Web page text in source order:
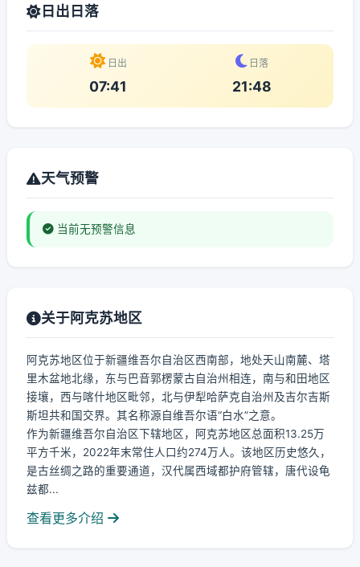
日出日落
日出
07:41
日落
21:48
天气预警
当前无预警信息
关于阿克苏地区
阿克苏地区位于新疆维吾尔自治区西南部，地处天山南麓、塔
里木盆地北缘，东与巴音郭楞蒙古自治州相连，南与和田地区
接壤，西与喀什地区毗邻，北与伊犁哈萨克自治州及吉尔吉斯
斯坦共和国交界。其名称源自维吾尔语“白水”之意。
作为新疆维吾尔自治区下辖地区，阿克苏地区总面积13.25万
平方千米，2022年末常住人口约274万人。该地区历史悠久，
是古丝绸之路的重要通道，汉代属西域都护府管辖，唐代设龟
兹都...
查看更多介绍